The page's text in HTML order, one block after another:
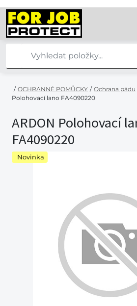
/ OCHRANNÉ POMŮCKY / Ochrana pádu
Polohovací lano FA4090220
ARDON Polohovací
FA4090220
Novinka